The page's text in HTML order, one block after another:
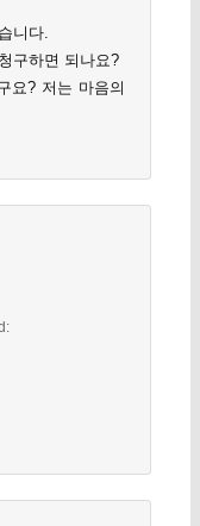
니다.
구하면 되나요?
요? 저는 마음의